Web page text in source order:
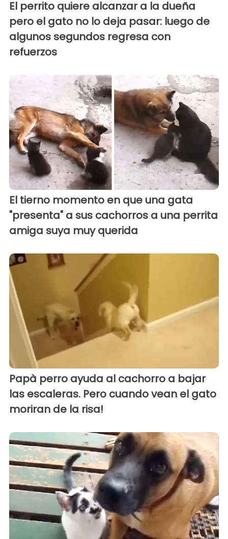
El perrito quiere alcanzar a la dueña
pero el gato no lo deja pasar: luego de
algunos segundos regresa con
refuerzos
El tierno momento en que una gata
"presenta" a sus cachorros a una perrita
amiga suya muy querida
Papà perro ayuda al cachorro a bajar
las escaleras. Pero cuando vean el gato
moriran de la risa!